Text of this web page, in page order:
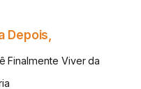
Depois,
Finalmente Viver da